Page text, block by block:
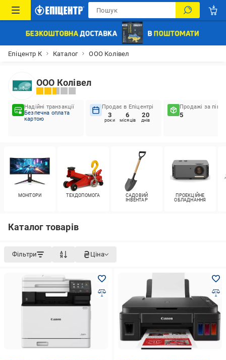
Епіцентр К Каталог ООО Колівел
ООО Колівел
Надійні транзакції
Безпечна оплата
картою
Продає в Епіцентрі
3
роки
6
місяців
20
днів
Продажі за пів
5
МОНІТОРИ ТЕХДОПОМОГА
САДОВИЙ
ІНВЕНТАР
ПРОЕКЦІЙНЕ
ОБЛАДНАННЯ
Каталог товарів
Фільтри Ціна